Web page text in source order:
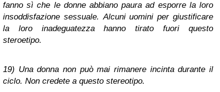
fanno sì che le donne abbiano paura ad esporre la loro
insoddisfazione sessuale. Alcuni uomini per giustificare
la loro inadeguatezza hanno tirato fuori questo
steroetipo.
19) Una donna non può mai rimanere incinta durante il
ciclo. Non credete a questo stereotipo.